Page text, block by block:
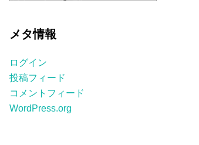
リ
メタ情報
ログイン
投稿フィード
コメントフィード
WordPress.org